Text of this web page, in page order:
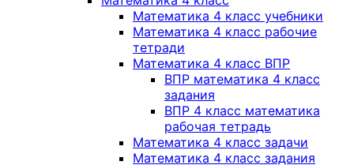
Математика 4 класс учебники
Математика 4 класс рабочие
тетради
Математика 4 класс ВПР
ВПР математика 4 класс
задания
ВПР 4 класс математика
рабочая тетрадь
Математика 4 класс задачи
Математика 4 класс задания